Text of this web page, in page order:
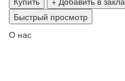
Быстрый просмотр
О нас